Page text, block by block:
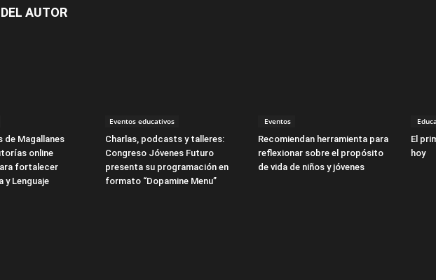
AUTOR
de Magallanes
online
fortalecer
y Lenguaje
Eventos educativos
Charlas, podcasts y talleres:
Congreso Jóvenes Futuro
presenta su programación en
formato “Dopamine Menu”
Eventos
Recomiendan herramienta para
reflexionar sobre el propósito
de vida de niños y jóvenes
El
hoy